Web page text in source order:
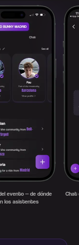
evento — de dónde
los asistentes
Chat